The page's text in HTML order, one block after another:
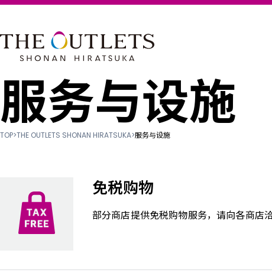
服务与设施
TOP>THE OUTLETS SHONAN HIRATSUKA>服务与设施
免税购物
部分商店提供免税购物服务，请向各商店